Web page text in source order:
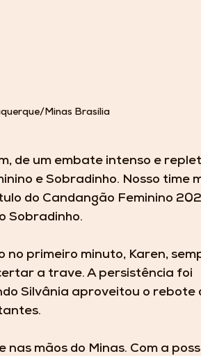
Minas Brasília
de um embate intenso e
e Sobradinho. Nosso time
do Candangão Feminino
Sobradinho.
no primeiro minuto, Karen,
a trave. A persistência foi
Silvânia aproveitou o rebote
mãos do Minas. Com a